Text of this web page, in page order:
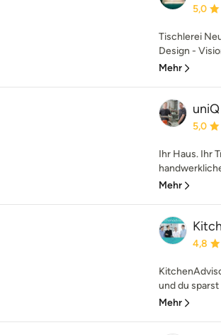
5,0
Tischlerei
Design -
Mehr
uniQ
5,0
Ihr Haus. Ihr
Mehr
4,8
und du
Mehr